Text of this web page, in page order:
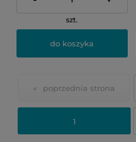
szt.
do koszyka
«
1